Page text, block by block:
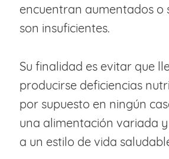
encuentran aumentados o
son insuficientes.
Su finalidad es evitar que
producirse deficiencias
por supuesto en ningún
una alimentación variada
a un estilo de vida